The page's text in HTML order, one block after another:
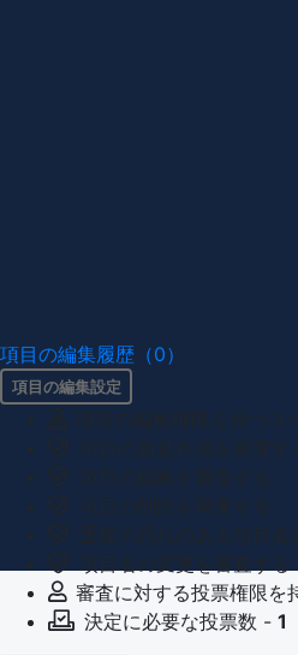
項目の編集履歴（0）
項目の編集設定
審査に対する投票権限を
決定に必要な投票数 - 1